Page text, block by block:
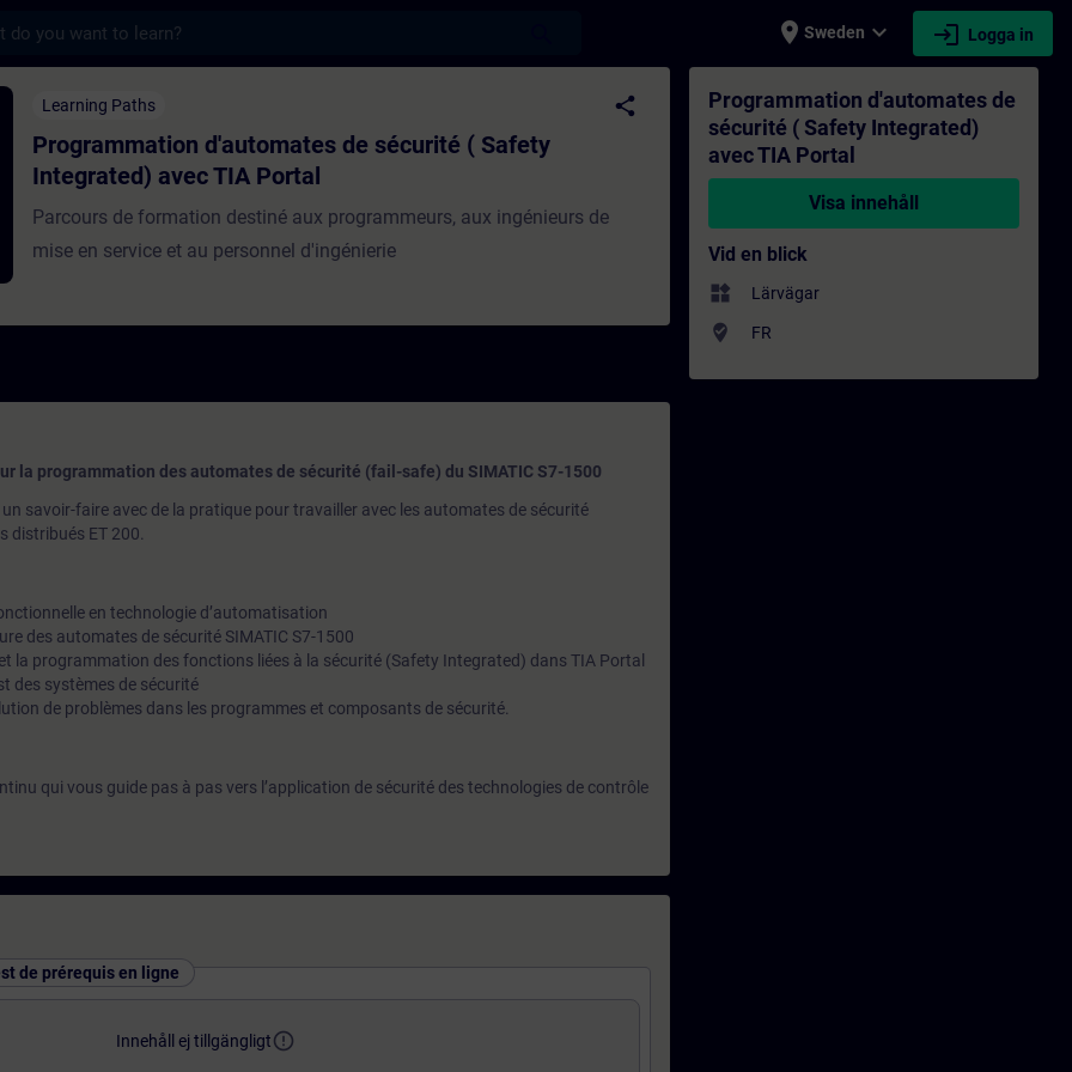
place Sweden expand_more login Logga in
d'automates de sécurité ( Safety Integrated) avec TIA Portal - Utbildning -
Learning Paths share
Programmation d'automates de sécurité ( Safety
Integrated) avec TIA Portal
Parcours de formation destiné aux programmeurs, aux ingénieurs de
mise en service et au personnel d'ingénierie
la programmation des automates de sécurité (fail-safe) du SIMATIC S7-1500
savoir-faire avec de la pratique pour travailler avec les automates de sécurité
distribués ET 200.
en technologie d’automatisation
des automates de sécurité SIMATIC S7-1500
la programmation des fonctions liées à la sécurité (Safety Integrated) dans TIA Portal
des systèmes de sécurité
de problèmes dans les programmes et composants de sécurité.
qui vous guide pas à pas vers l’application de sécurité des technologies de contrôle
de prérequis en ligne
Innehåll ej tillgängligterror_outline
Programmation d'automates de
sécurité ( Safety Integrated)
avec TIA Portal
Visa innehåll
Vid en blick
widgets Lärvägar
where_to_vote FR